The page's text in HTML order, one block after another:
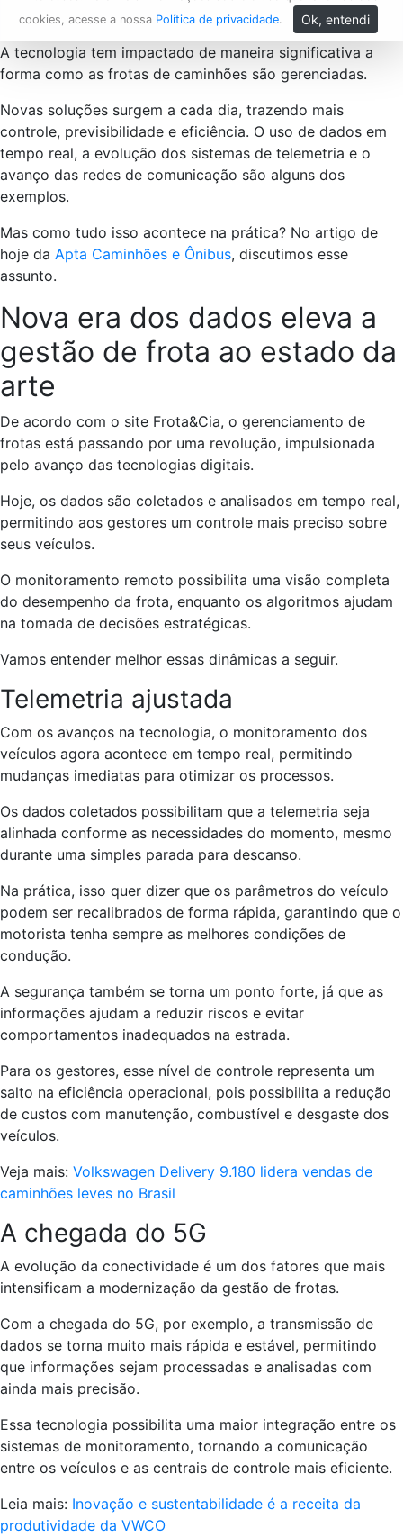
cookies, acesse a nossa Política de privacidade. Ok, entendi
A tecnologia tem impactado de maneira significativa a
forma como as frotas de caminhões são gerenciadas.
Novas soluções surgem a cada dia, trazendo mais
controle, previsibilidade e eficiência. O uso de dados em
tempo real, a evolução dos sistemas de telemetria e o
avanço das redes de comunicação são alguns dos
exemplos.
Mas como tudo isso acontece na prática? No artigo de
hoje da Apta Caminhões e Ônibus, discutimos esse
assunto.
Nova era dos dados eleva a
gestão de frota ao estado da
arte
De acordo com o site Frota&Cia, o gerenciamento de
frotas está passando por uma revolução, impulsionada
pelo avanço das tecnologias digitais.
Hoje, os dados são coletados e analisados em tempo real,
permitindo aos gestores um controle mais preciso sobre
seus veículos.
O monitoramento remoto possibilita uma visão completa
do desempenho da frota, enquanto os algoritmos ajudam
na tomada de decisões estratégicas.
Vamos entender melhor essas dinâmicas a seguir.
Telemetria ajustada
Com os avanços na tecnologia, o monitoramento dos
veículos agora acontece em tempo real, permitindo
mudanças imediatas para otimizar os processos.
Os dados coletados possibilitam que a telemetria seja
alinhada conforme as necessidades do momento, mesmo
durante uma simples parada para descanso.
Na prática, isso quer dizer que os parâmetros do veículo
podem ser recalibrados de forma rápida, garantindo que o
motorista tenha sempre as melhores condições de
condução.
A segurança também se torna um ponto forte, já que as
informações ajudam a reduzir riscos e evitar
comportamentos inadequados na estrada.
Para os gestores, esse nível de controle representa um
salto na eficiência operacional, pois possibilita a redução
de custos com manutenção, combustível e desgaste dos
veículos.
Veja mais: Volkswagen Delivery 9.180 lidera vendas de
caminhões leves no Brasil
A chegada do 5G
A evolução da conectividade é um dos fatores que mais
intensificam a modernização da gestão de frotas.
Com a chegada do 5G, por exemplo, a transmissão de
dados se torna muito mais rápida e estável, permitindo
que informações sejam processadas e analisadas com
ainda mais precisão.
Essa tecnologia possibilita uma maior integração entre os
sistemas de monitoramento, tornando a comunicação
entre os veículos e as centrais de controle mais eficiente.
Leia mais: Inovação e sustentabilidade é a receita da
produtividade da VWCO